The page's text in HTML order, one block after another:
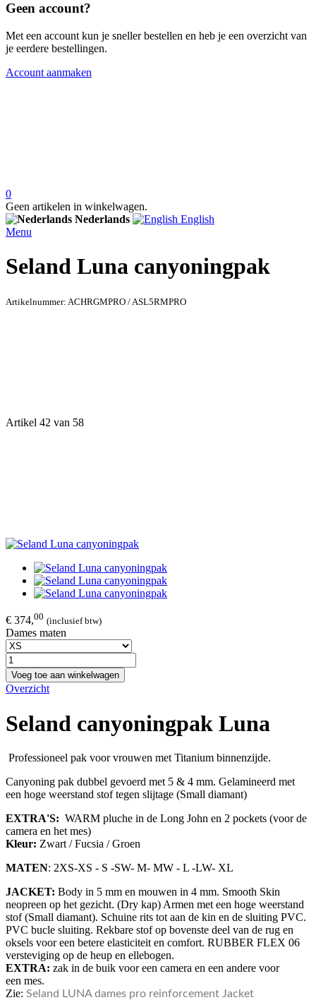
Geen account?
Met een account kun je sneller bestellen en heb je een overzicht van
je eerdere bestellingen.
Account aanmaken
0
Geen artikelen in winkelwagen.
Nederlands
English
Menu
Seland Luna canyoningpak
Artikelnummer: ACHRGMPRO / ASL5RMPRO
Artikel 42 van 58
€ 374,00 (inclusief btw)
Dames maten
Voeg toe aan winkelwagen
Overzicht
Seland canyoningpak Luna
Professioneel pak voor vrouwen met Titanium binnenzijde.
Canyoning pak dubbel gevoerd met 5 & 4 mm. Gelamineerd met
een hoge weerstand stof tegen slijtage (Small diamant)
EXTRA'S: WARM pluche in de Long John en 2 pockets (voor de
camera en het mes)
Kleur: Zwart / Fucsia / Groen
MATEN: 2XS-XS - S -SW- M- MW - L -LW- XL
JACKET: Body in 5 mm en mouwen in 4 mm. Smooth Skin
neopreen op het gezicht. (Dry kap) Armen met een hoge weerstand
stof (Small diamant). Schuine rits tot aan de kin en de sluiting PVC.
PVC bucle sluiting. Rekbare stof op bovenste deel van de rug en
oksels voor een betere elasticiteit en comfort. RUBBER FLEX 06
versteviging op de heup en ellebogen.
EXTRA: zak in de buik voor een camera en een andere voor
een mes.
Zie: Seland LUNA dames pro reinforcement Jacket